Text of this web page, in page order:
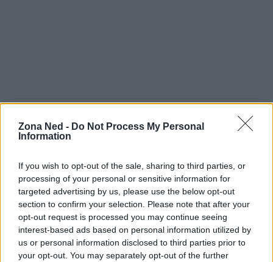
Zona Ned - Do Not Process My Personal
Information
If you wish to opt-out of the sale, sharing to third parties, or
processing of your personal or sensitive information for
targeted advertising by us, please use the below opt-out
section to confirm your selection. Please note that after your
opt-out request is processed you may continue seeing
interest-based ads based on personal information utilized by
us or personal information disclosed to third parties prior to
your opt-out. You may separately opt-out of the further
Staff